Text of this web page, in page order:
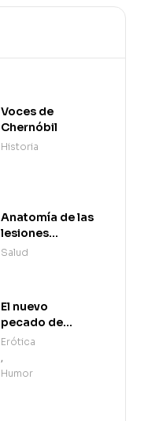
Voces de
Chernóbil
Historia
Anatomía de las
lesiones
deportivas
Salud
El nuevo
pecado de
Adán y Eva
Erótica
,
Humor